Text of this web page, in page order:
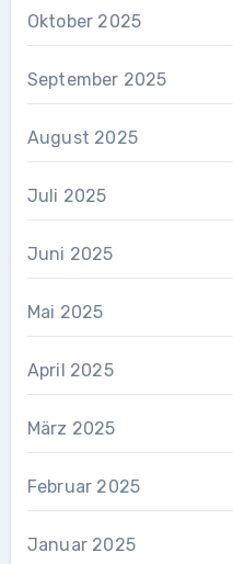
Oktober 2025
September 2025
August 2025
Juli 2025
Juni 2025
Mai 2025
April 2025
März 2025
Februar 2025
Januar 2025